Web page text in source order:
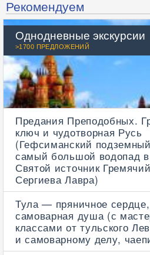
Рекомендуем
Однодневные экскурсии
>1700 ПРЕДЛОЖЕНИЙ
Предания Преподобных.
ключ и чудотворная Русь
(Гефсиманский
самый большой водопад
Святой источник
Сергиева Лавра)
Тула — пряничное сердце,
самоварная душа (с
классами от тульского
и самоварному делу,